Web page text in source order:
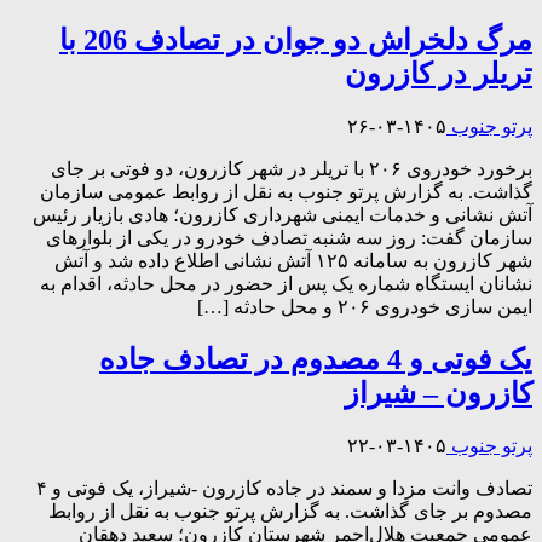
مرگ دلخراش دو جوان در تصادف 206 با
تریلر در کازرون
پرتو جنوب ۱۴۰۵-۰۳-۲۶
برخورد خودروی ۲۰۶ با تریلر در شهر کازرون، دو فوتی بر جای
گذاشت. به گزارش پرتو جنوب به نقل از روابط عمومی سازمان
آتش نشانی و خدمات ایمنی شهرداری کازرون؛ هادی بازیار رئیس
سازمان گفت: روز سه شنبه تصادف خودرو در یکی از بلوارهای
شهر کازرون به سامانه ۱۲۵ آتش نشانی اطلاع داده شد و آتش
نشانان ایستگاه شماره یک پس از حضور در محل حادثه، اقدام به
ایمن سازی خودروی ۲۰۶ و محل حادثه […]
یک فوتی و 4 مصدوم در تصادف جاده
کازرون – شیراز
پرتو جنوب ۱۴۰۵-۰۳-۲۲
تصادف وانت مزدا و سمند در جاده کازرون -شیراز، یک فوتی و ۴
مصدوم بر جای گذاشت. به گزارش پرتو جنوب به نقل از روابط
عمومی جمعیت هلال‌احمر شهرستان کازرون؛ سعید دهقان